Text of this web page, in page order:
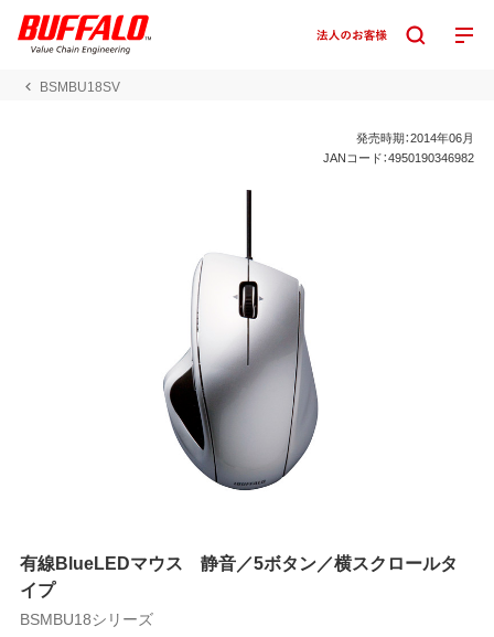
BSMBU18SV
発売時期：2014年06月
JANコード：4950190346982
有線BlueLEDマウス 静音／5ボタン／横スクロールタ
イプ
BSMBU18シリーズ